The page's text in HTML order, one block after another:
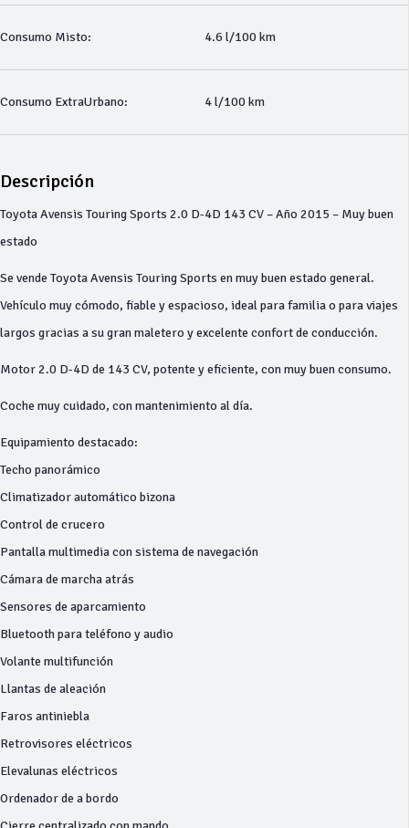
Consumo Misto: 4.6 l/100 km
Consumo ExtraUrbano: 4 l/100 km
Descripción
Toyota Avensis Touring Sports 2.0 D-4D 143 CV – Año 2015 – Muy buen
estado
Se vende Toyota Avensis Touring Sports en muy buen estado general.
Vehículo muy cómodo, fiable y espacioso, ideal para familia o para viajes
largos gracias a su gran maletero y excelente confort de conducción.
Motor 2.0 D-4D de 143 CV, potente y eficiente, con muy buen consumo.
Coche muy cuidado, con mantenimiento al día.
Equipamiento destacado:
Techo panorámico
Climatizador automático bizona
Control de crucero
Pantalla multimedia con sistema de navegación
Cámara de marcha atrás
Sensores de aparcamiento
Bluetooth para teléfono y audio
Volante multifunción
Llantas de aleación
Faros antiniebla
Retrovisores eléctricos
Elevalunas eléctricos
Ordenador de a bordo